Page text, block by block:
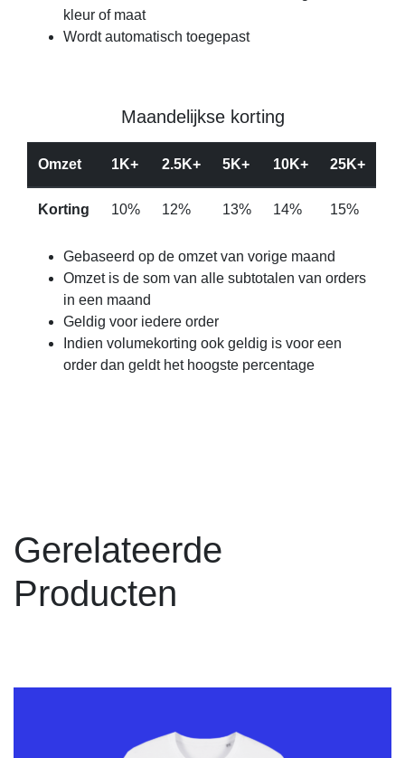
kleur of maat
Wordt automatisch toegepast
Maandelijkse korting
Omzet 1K+ 2.5K+ 5K+ 10K+ 25K+
Korting 10% 12% 13% 14% 15%
Gebaseerd op de omzet van vorige maand
Omzet is de som van alle subtotalen van orders
in een maand
Geldig voor iedere order
Indien volumekorting ook geldig is voor een
order dan geldt het hoogste percentage
Gerelateerde
Producten